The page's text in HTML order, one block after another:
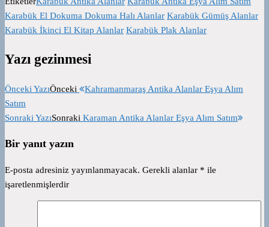
Karabük El Dokuma Dokuma Halı Alanlar Karabük Gümüş Alanlar
Karabük İkinci El Kitap Alanlar Karabük Plak Alanlar
Yazı gezinmesi
Önceki YazıÖnceki
Kahramanmaraş Antika Alanlar Eşya Alım
Satım
Sonraki YazıSonraki Karaman Antika Alanlar Eşya Alım Satım
Bir yanıt yazın
E-posta adresiniz yayınlanmayacak. Gerekli alanlar * ile
işaretlenmişlerdir